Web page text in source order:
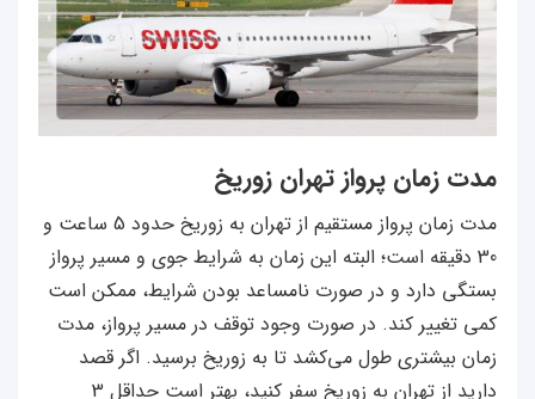
مدت زمان پرواز تهران زوریخ
مدت زمان پرواز مستقیم از تهران به زوریخ حدود 5 ساعت و
30 دقیقه است؛ البته این زمان به شرایط جوی و مسیر پرواز
بستگی دارد و در صورت نامساعد بودن شرایط، ممکن است
کمی تغییر کند. در صورت وجود توقف در مسیر پرواز، مدت
زمان بیشتری طول می‌کشد تا به زوریخ برسید. اگر قصد
دارید از تهران به زوریخ سفر کنید، بهتر است حداقل 3